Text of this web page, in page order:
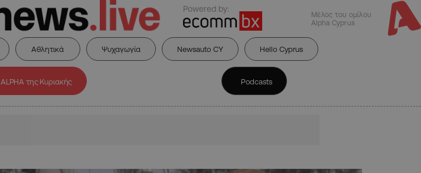
Powered by:
Μέλος του ομίλου
Alpha Cyprus
Αθλητικά Ψυχαγωγία Newsauto CY Hello Cyprus
ALPHA της Κυριακής Podcasts